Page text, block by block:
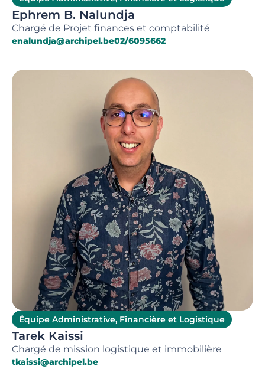
Ephrem B. Nalundja
Chargé de Projet finances et comptabilité
enalundja@archipel.be02/6095662
Équipe Administrative, Financière et Logistique
Tarek Kaissi
Chargé de mission logistique et immobilière
tkaissi@archipel.be